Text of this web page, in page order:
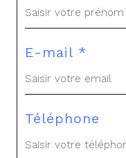
E-mail *
Téléphone